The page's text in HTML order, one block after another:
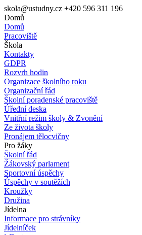
skola@ustudny.cz +420 596 311 196
Domů
Domů
Pracoviště
Škola
Kontakty
GDPR
Rozvrh hodin
Organizace školního roku
Organizační řád
Školní poradenské pracoviště
Úřední deska
Vnitřní režim školy & Zvonění
Ze života školy
Pronájem tělocvičny
Pro žáky
Školní řád
Žákovský parlament
Sportovní úspěchy
Úspěchy v soutěžích
Kroužky
Družina
Jídelna
Informace pro strávníky
Jídelníček